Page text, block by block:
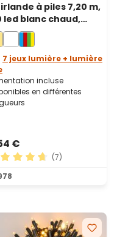
à piles 7,20 m,
led blanc chaud,
vert
7 jeux lumière + lumière
incluse
en différentes
€
moyenne de 4.71 sur
(7)